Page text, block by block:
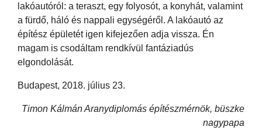
lakóautóról: a teraszt, egy folyosót, a konyhát, valamint
a fürdő, háló és nappali egységéről. A lakóautó az
építész épületét igen kifejezően adja vissza. Én
magam is csodáltam rendkívül fantáziadús
elgondolását.
Budapest, 2018. július 23.
Timon Kálmán Aranydiplomás építészmérnök, büszke
nagypapa